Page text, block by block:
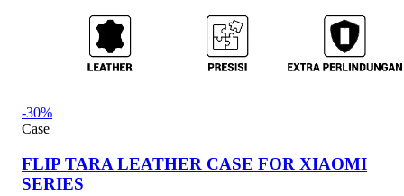
-30%
Case
FLIP TARA LEATHER CASE FOR XIAOMI
SERIES